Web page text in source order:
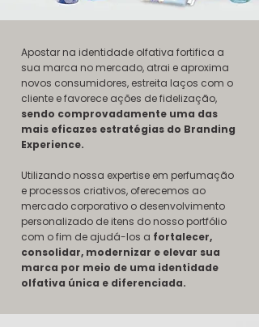
Apostar na identidade olfativa fortifica a
sua marca no mercado, atrai e aproxima
novos consumidores, estreita laços com o
cliente e favorece ações de fidelização,
sendo comprovadamente uma das
mais eficazes estratégias do Branding
Experience.
Utilizando nossa expertise em perfumação
e processos criativos, oferecemos ao
mercado corporativo o desenvolvimento
personalizado de itens do nosso portfólio
com o fim de ajudá-los a fortalecer,
consolidar, modernizar e elevar sua
marca por meio de uma identidade
olfativa única e diferenciada.